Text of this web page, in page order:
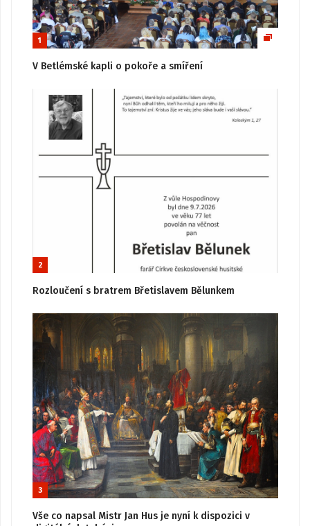
1
V Betlémské kapli o pokoře a smíření
2
Rozloučení s bratrem Břetislavem Bělunkem
3
Vše co napsal Mistr Jan Hus je nyní k dispozici v